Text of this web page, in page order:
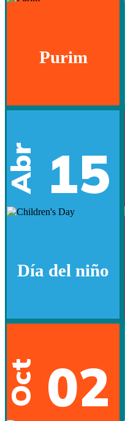
Purim
Abr 15
Día del niño
Oct 02